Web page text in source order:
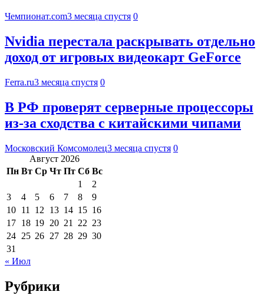
Чемпионат.com3 месяца спустя 0
Nvidia перестала раскрывать отдельно
доход от игровых видеокарт GeForce
Ferra.ru3 месяца спустя 0
В РФ проверят серверные процессоры
из-за сходства с китайскими чипами
Московский Комсомолец3 месяца спустя 0
Август 2026
Пн Вт Ср Чт Пт Сб Вс
1
2
3
4 5 6 7 8
9
10 11 12 13 14 15 16
17 18 19 20 21 22 23
24 25 26 27 28 29 30
31
« Июл
Рубрики